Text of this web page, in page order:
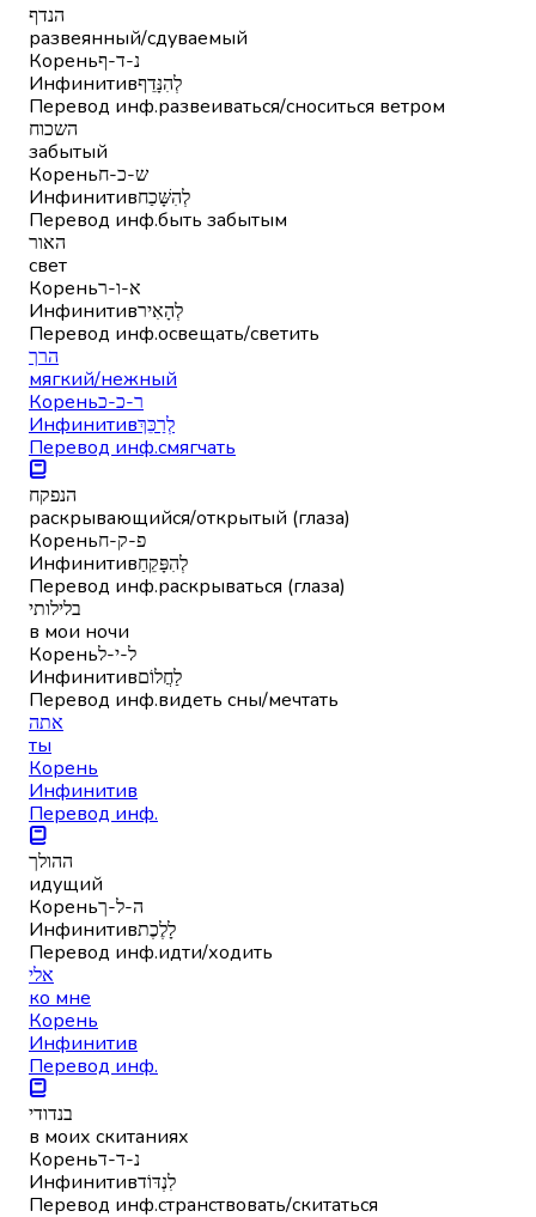
הנדף
развеянный/сдуваемый
Кореньנ-ד-ף
Инфинитивלְהִנָּדֵף
Перевод инф.развеиваться/сноситься ветром
השכוח
забытый
Кореньש-כ-ח
Инфинитивלְהִשָּׁכַח
Перевод инф.быть забытым
האור
свет
Кореньא-ו-ר
Инфинитивלְהָאִיר
Перевод инф.освещать/светить
הרך
мягкий/нежный
Кореньר-כ-כ
Инфинитивלְרַכֵּךְ
Перевод инф.смягчать
הנפקח
раскрывающийся/открытый (глаза)
Кореньפ-ק-ח
Инфинитивלְהִפָּקֵחַ
Перевод инф.раскрываться (глаза)
בלילותי
в мои ночи
Кореньל-י-ל
Инфинитивלַחֲלוֹם
Перевод инф.видеть сны/мечтать
אתה
ты
Корень
Инфинитив
Перевод инф.
ההולך
идущий
Кореньה-ל-ך
Инфинитивלָלֶכֶת
Перевод инф.идти/ходить
אלי
ко мне
Корень
Инфинитив
Перевод инф.
בנדודי
в моих скитаниях
Кореньנ-ד-ד
Инфинитивלִנְדּוֹד
Перевод инф.странствовать/скитаться